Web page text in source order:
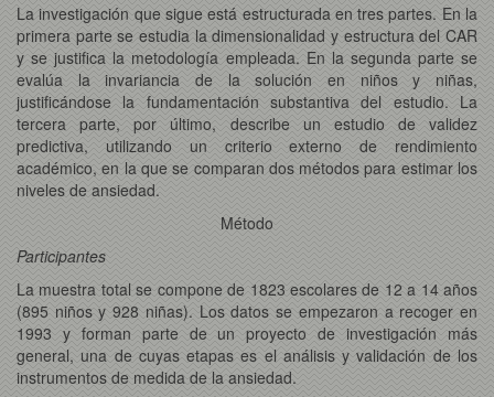
La investigación que sigue está estructurada en tres partes. En la
primera parte se estudia la dimensionalidad y estructura del CAR
y se justifica la metodología empleada. En la segunda parte se
evalúa la invariancia de la solución en niños y niñas,
justificándose la fundamentación substantiva del estudio. La
tercera parte, por último, describe un estudio de validez
predictiva, utilizando un criterio externo de rendimiento
académico, en la que se comparan dos métodos para estimar los
niveles de ansiedad.
Método
Participantes
La muestra total se compone de 1823 escolares de 12 a 14 años
(895 niños y 928 niñas). Los datos se empezaron a recoger en
1993 y forman parte de un proyecto de investigación más
general, una de cuyas etapas es el análisis y validación de los
instrumentos de medida de la ansiedad.